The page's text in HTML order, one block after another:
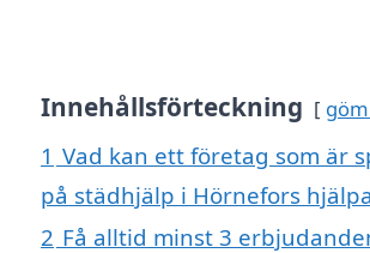
Innehållsförteckning
1 Vad kan ett företag som är
på städhjälp i Hörnefors
2 Få alltid minst 3